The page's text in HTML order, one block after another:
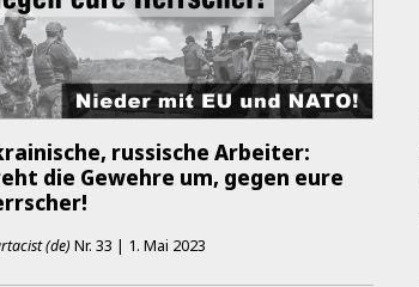
russische Arbeiter:
die Gewehre um, gegen eure
(de) Nr.33 | 1. Mai 2023